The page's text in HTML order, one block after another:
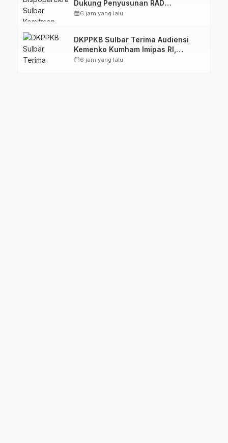
Dukung Penyusunan RAD
TPB/SDGs Sulawesi Barat
calendar_month6 jam yang lalu
DKPPKB Sulbar Terima Audiensi
Kemenko Kumham Imipas RI,
Perkuat Pelayanan Kesehatan bagi
calendar_month6 jam yang lalu